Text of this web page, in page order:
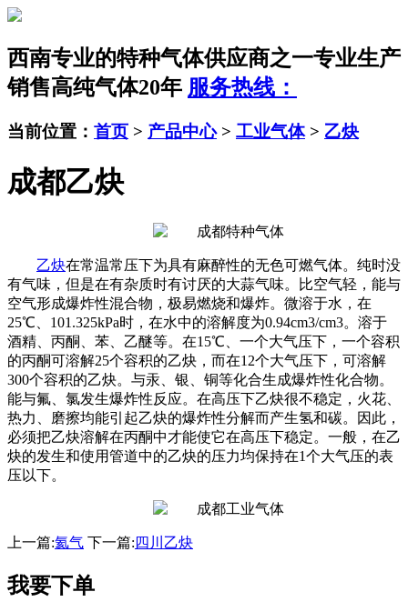
西南专业的特种气体供应商之一专业生产
销售高纯气体20年 服务热线：
当前位置： 首页 > 产品中心> 工业气体> 乙炔
成都乙炔
乙炔在常温常压下为具有麻醉性的无色可燃气体。纯时没
有气味，但是在有杂质时有讨厌的大蒜气味。比空气轻，能与
空气形成爆炸性混合物，极易燃烧和爆炸。微溶于水，在
25℃、101.325kPa时，在水中的溶解度为0.94cm3/cm3。溶于
酒精、丙酮、苯、乙醚等。在15℃、一个大气压下，一个容积
的丙酮可溶解25个容积的乙炔，而在12个大气压下，可溶解
300个容积的乙炔。与汞、银、铜等化合生成爆炸性化合物。
能与氟、氯发生爆炸性反应。在高压下乙炔很不稳定，火花、
热力、磨擦均能引起乙炔的爆炸性分解而产生氢和碳。因此，
必须把乙炔溶解在丙酮中才能使它在高压下稳定。一般，在乙
炔的发生和使用管道中的乙炔的压力均保持在1个大气压的表
压以下。
上一篇:氦气 下一篇: 四川乙炔
我要下单